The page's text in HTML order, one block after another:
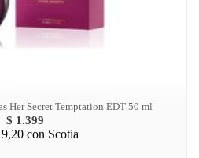
Her Secret Temptation EDT 50 ml
$ 1.399
con Scotia